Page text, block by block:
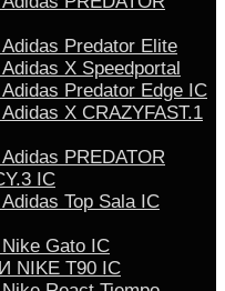
Predator Elite
X Speedportal
Predator Edge IC
X CRAZYFAST.1
PREDATOR
IC
Top Sala IC
Gato IC
NIKE T90 IC